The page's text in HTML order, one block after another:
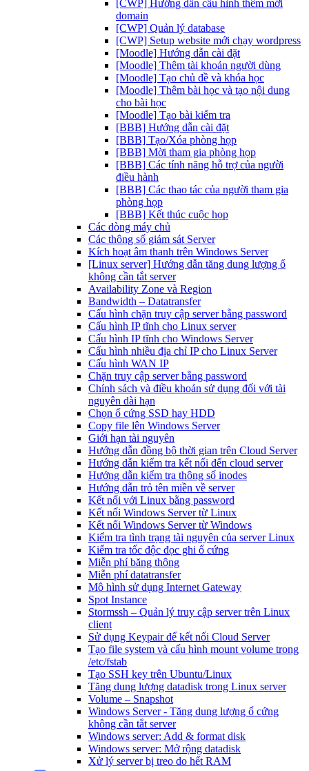
[CWP] Hướng dẫn cấu hình thêm mới
domain
[CWP] Quản lý database
[CWP] Setup website mới chạy wordpress
[Moodle] Hướng dẫn cài đặt
[Moodle] Thêm tài khoản người dùng
[Moodle] Tạo chủ đề và khóa học
[Moodle] Thêm bài học và tạo nội dung
cho bài học
[Moodle] Tạo bài kiểm tra
[BBB] Hướng dẫn cài đặt
[BBB] Tạo/Xóa phòng họp
[BBB] Mời tham gia phòng họp
[BBB] Các tính năng hỗ trợ của người
điều hành
[BBB] Các thao tác của người tham gia
phòng họp
[BBB] Kết thúc cuộc họp
Các dòng máy chủ
Các thông số giám sát Server
Kích hoạt âm thanh trên Windows Server
[Linux server] Hướng dẫn tăng dung lượng ổ
không cần tắt server
Availability Zone và Region
Bandwidth – Datatransfer
Cấu hình chặn truy cập server bằng password
Cấu hình IP tĩnh cho Linux server
Cấu hình IP tĩnh cho Windows Server
Cấu hình nhiều địa chỉ IP cho Linux Server
Cấu hình WAN IP
Chặn truy cập server bằng password
Chính sách và điều khoản sử dụng đối với tài
nguyên dài hạn
Chọn ổ cứng SSD hay HDD
Copy file lên Windows Server
Giới hạn tài nguyên
Hướng dẫn đồng bộ thời gian trên Cloud Server
Hướng dẫn kiểm tra kết nối đến cloud server
Hướng dẫn kiểm tra thông số inodes
Hướng dẫn trỏ tên miền về server
Kết nối với Linux bằng password
Kết nối Windows Server từ Linux
Kết nối Windows Server từ Windows
Kiểm tra tình trạng tài nguyên của server Linux
Kiểm tra tốc độc đọc ghi ổ cứng
Miễn phí băng thông
Miễn phí datatransfer
Mô hình sử dụng Internet Gateway
Spot Instance
Stormssh – Quản lý truy cập server trên Linux
client
Sử dụng Keypair để kết nối Cloud Server
Tạo file system và cấu hình mount volume trong
/etc/fstab
Tạo SSH key trên Ubuntu/Linux
Tăng dung lượng datadisk trong Linux server
Volume – Snapshot
Windows Server - Tăng dung lượng ổ cứng
không cần tắt server
Windows server: Add & format disk
Windows server: Mở rộng datadisk
Xử lý server bị treo do hết RAM